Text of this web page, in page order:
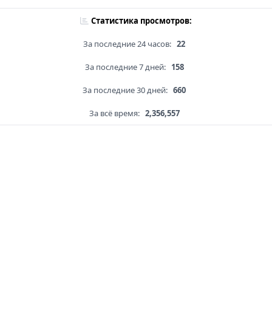
Статистика просмотров:
За последние 24 часов: 22
За последние 7 дней: 158
За последние 30 дней: 660
За всё время: 2,356,557